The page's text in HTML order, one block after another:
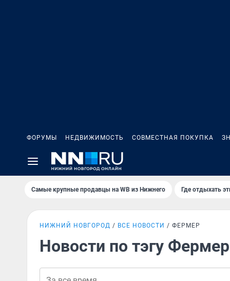
ФОРУМЫ НЕДВИЖИМОСТЬ СОВМЕСТНАЯ ПОКУПКА
Самые крупные продавцы на WB из Нижнего Где отдыхать
НИЖНИЙ НОВГОРОД ВСЕ НОВОСТИ ФЕРМЕР
Новости по тэгу Фермер